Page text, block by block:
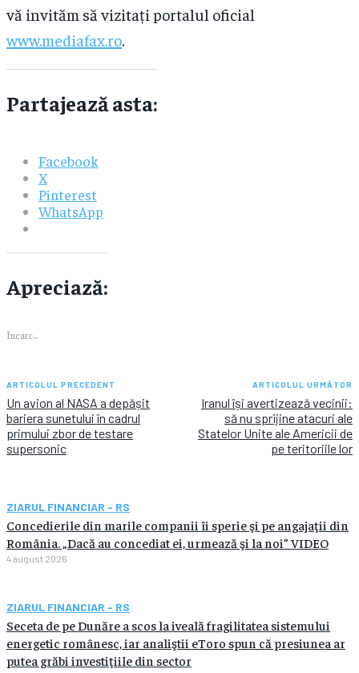
vă invităm să vizitați portalul oficial
www.mediafax.ro.
Partajează asta:
Facebook
X
Pinterest
WhatsApp
Apreciază:
Încarc...
ARTICOLUL PRECEDENT
Un avion al NASA a depășit
bariera sunetului în cadrul
primului zbor de testare
supersonic
ARTICOLUL URMĂTOR
Iranul își avertizează vecinii:
să nu sprijine atacuri ale
Statelor Unite ale Americii de
pe teritoriile lor
ZIARUL FINANCIAR - RS
Concedierile din marile companii îi sperie şi pe angajaţii din
România. „Dacă au concediat ei, urmează şi la noi” VIDEO
4 august 2026
ZIARUL FINANCIAR - RS
Seceta de pe Dunăre a scos la iveală fragilitatea sistemului
energetic românesc, iar analiştii eToro spun că presiunea ar
putea grăbi investiţiile din sector